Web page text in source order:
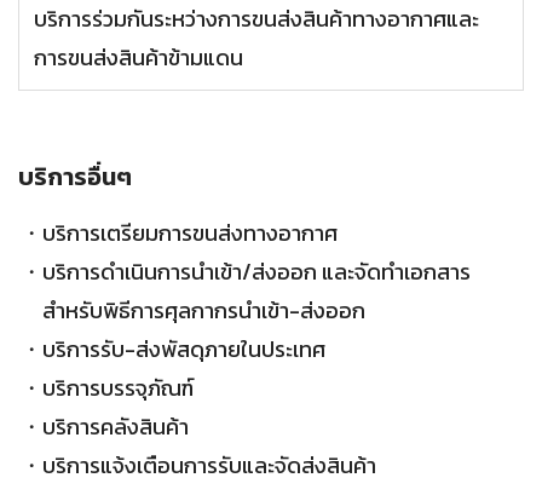
บริการร่วมกันระหว่างการขนส่งสินค้าทางอากาศและ
การขนส่งสินค้าข้ามแดน
บริการอื่นๆ
บริการเตรียมการขนส่งทางอากาศ
บริการดำเนินการนำเข้า/ส่งออก และจัดทำเอกสาร
สำหรับพิธีการศุลกากรนำเข้า-ส่งออก
บริการรับ-ส่งพัสดุภายในประเทศ
บริการบรรจุภัณฑ์
บริการคลังสินค้า
บริการแจ้งเตือนการรับและจัดส่งสินค้า